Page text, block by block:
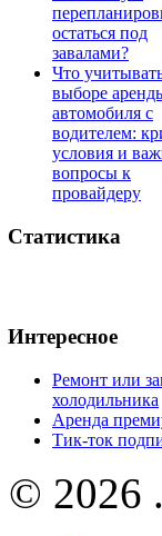
остаться под
завалами?
Что
выборе
автомобиля с
водителем:
условия и
вопросы к
провайдеру
Статистика
Интересное
Ремонт или
холодильника
Аренда
Тик-ток
© 2026